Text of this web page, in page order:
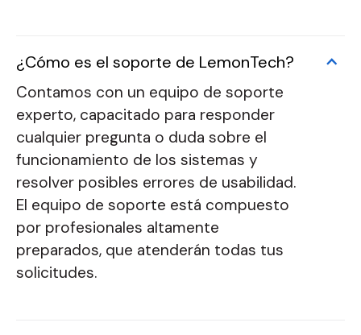
¿Cómo es el soporte de LemonTech?
Contamos con un equipo de soporte
experto, capacitado para responder
cualquier pregunta o duda sobre el
funcionamiento de los sistemas y
resolver posibles errores de usabilidad.
El equipo de soporte está compuesto
por profesionales altamente
preparados, que atenderán todas tus
solicitudes.